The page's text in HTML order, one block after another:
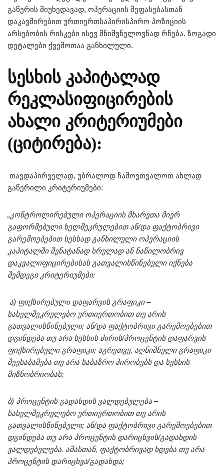
გაწერის მიუხედავად, ოპერაციის შეფასებასთან
დაკავშირებით ურთიერთსაპირისპირო პოზიციის
არსებობის რისკები ისევ მნიშვნელოვნად რჩება. ზოგადი
დეტალები ქვემოთაა განხილული.
სესხის კაპიტალად
რეკლასიფიცირების
ახალი კრიტერიუმები
(ციტირება):
თავდაპირველად, უბრალოდ ჩამოვთვალოთ ახლად
გაწერილი კრიტერიუმები:
„კონტროლირებული ოპერაციის მხარეთა მიერ
გაფორმებული ხელშეკრულებით ან/და ფაქტობრივი
გარემოებებით სესხად განხილული ოპერაციის
კაპიტალში შენატანად სრულად ან ნაწილობრივ
დაკვალიფიცირებისას გათვალისწინებული იქნება
შემდეგი კრიტერიუმები:
ა) ფიქსირებული დაფარვის გრაფიკი –
სახელშეკრულებო ურთიერთობით თუ არის
გათვალისწინებული; ან/და ფაქტობრივი გარემოებებით
დგინდება თუ არა სესხის ძირის/პროცენტის დაფარვის
ფიქსირებული გრაფიკი; აგრეთვე, აღნიშნული გრაფიკი
შეესაბამება თუ არა საბაზრო პირობებს და სესხის
მიზნობრიობას;
ბ) პროცენტის გადახდის ვალდებულება –
სახელშეკრულებო ურთიერთობით თუ არის
გათვალისწინებული; ან/და ფაქტობრივი გარემოებებით
დგინდება თუ არა პროცენტის დარიცხვის/გადახდის
ვალდებულება. ამასთან, ფაქტობრივად ხდება თუ არა
პროცენტის დარიცხვა/გადახდა;